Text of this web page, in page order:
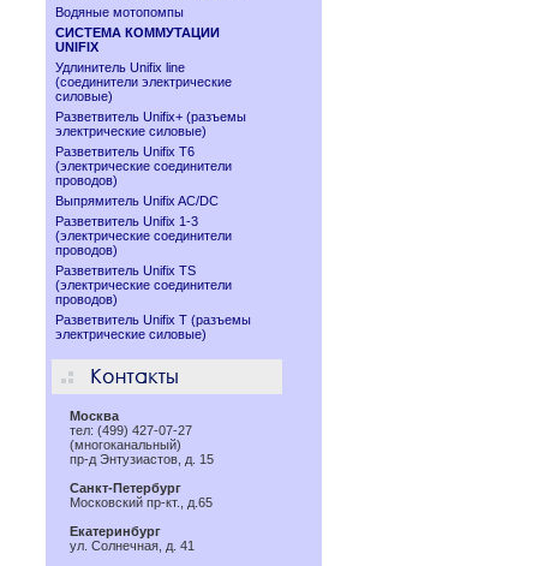
Водяные мотопомпы
СИСТЕМА КОММУТАЦИИ
UNIFIX
Удлинитель Unifix line
(соединители электрические
силовые)
Разветвитель Unifix+ (разъемы
электрические силовые)
Разветвитель Unifix T6
(электрические соединители
проводов)
Выпрямитель Unifix AC/DC
Разветвитель Unifix 1-3
(электрические соединители
проводов)
Разветвитель Unifix TS
(электрические соединители
проводов)
Разветвитель Unifix T (разъемы
электрические силовые)
Москва
тел: (499) 427-07-27
(многоканальный)
пр-д Энтузиастов, д. 15
Санкт-Петербург
Московский пр-кт., д.65
Екатеринбург
ул. Солнечная, д. 41